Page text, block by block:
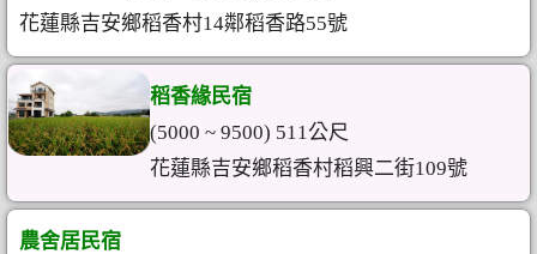
花蓮縣吉安鄉稻香村14鄰稻香路55號
稻香緣民宿
(5000 ~ 9500) 511公尺
花蓮縣吉安鄉稻香村稻興二街109號
農舍居民宿